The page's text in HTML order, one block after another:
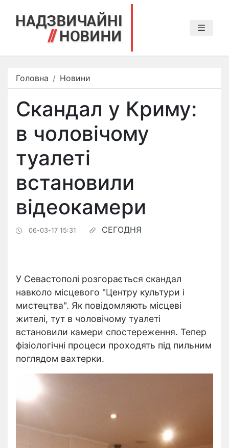
Головна Новини
Скандал у Криму:
в чоловічому
туалеті
встановили
відеокамери
06-03-17 15:31 СЕГОДНЯ
У Севастополі розгорається скандал
навколо місцевого "Центру культури і
мистецтва". Як повідомляють місцеві
жителі, тут в чоловічому туалеті
встановили камери спостереження. Тепер
фізіологічні процеси проходять під пильним
поглядом вахтерки.